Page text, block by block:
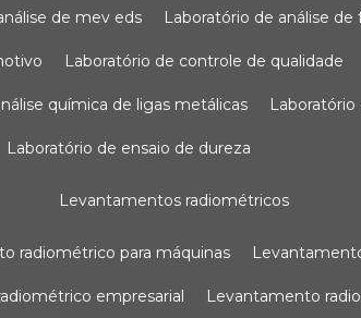
de mev eds laboratório de análise de
laboratório de controle de qualidade
química de ligas metálicas
laboratório de ensaio de dureza
levantamentos radiométricos
radiométrico para máquinas
empresarial levantamento